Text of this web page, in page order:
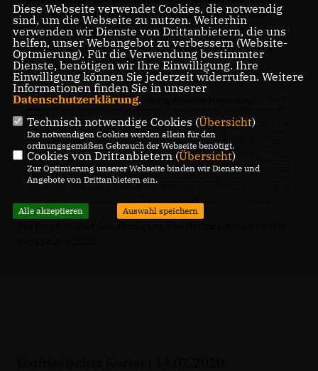
Fraktion ausdrücklich. Zu lange seien die
samtgemeindeeigenen Einrichtungen
vernachlässigt worden, sodass dringender
Handlungsbedarf bestehe.
Diese Webseite verwendet Cookies, die notwendig
sind, um die Webseite zu nutzen. Weiterhin
verwenden wir Dienste von Drittanbietern, die uns
helfen, unser Webangebot zu verbessern (Website-
Optmierung). Für die Verwendung bestimmter
Dienste, benötigen wir Ihre Einwilligung. Ihre
Einwilligung können Sie jederzeit widerrufen. Weitere
Informationen finden Sie in unserer
Datenschutzerklärung.
Technisch notwendige Cookies (Übersicht)
Die notwendigen Cookies werden allein für den
ordnungsgemäßen Gebrauch der Webseite benötigt.
Cookies von Drittanbietern (Übersicht)
Zur Optimierung unserer Webseite binden wir Dienste und
Angebote von Drittanbietern ein.
Alle akzeptieren Auswahl speichern